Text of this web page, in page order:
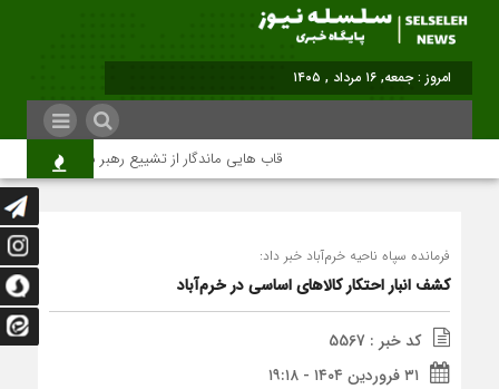
برابر
قاب هایی ماندگار از تشییع رهبر شهید در تهران
فرمانده سپاه ناحیه خرم‌آباد خبر داد:
کشف انبار احتکار کالاهای اساسی در خرم‌آباد
کد خبر : 5567
۳۱ فروردین ۱۴۰۴ - ۱۹:۱۸